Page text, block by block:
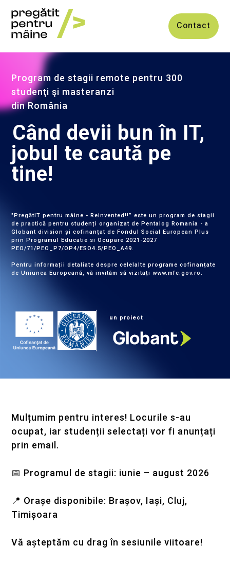
Contact
Program de stagii remote pentru 300
studenţi şi masteranzi
din România
Când devii bun în IT,
jobul te caută pe
tine!
"PregătIT pentru mâine - Reinvented!!” este un program de stagii
de practică pentru studenți organizat de Pentalog Romania - a
Globant division și cofinanțat de Fondul Social European Plus
prin Programul Educatie si Ocupare 2021-2027
PEO/71/PEO_P7/OP4/ESO4.5/PEO_A49.
Pentru informații detaliate despre celelalte programe cofinanțate
de Uniunea Europeană, vă invităm să vizitațiwww.mfe.gov.ro.
un proiect
Mulțumim pentru interes! Locurile s-au
ocupat, iar studenții selectați vor fi anunțați
prin email.
📅 Programul de stagii: iunie – august 2026
📍 Orașe disponibile: Brașov, Iași, Cluj,
Timișoara
Vă așteptăm cu drag în sesiunile viitoare!